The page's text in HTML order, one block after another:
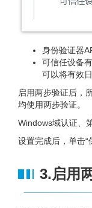
身份验证器
可信任设备
可以将有效
启用两步验证后，
均使用两步验证。
Windows域认证、
设置完成后，单击“
3.启用